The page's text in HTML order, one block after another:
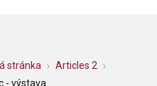
stránka
Articles 2
- výstava